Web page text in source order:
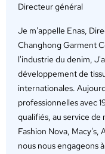
Directeur général
Je m'appelle Enas,
Changhong Garment
l'industrie du denim,
développement de
internationales.
professionnelles avec
qualifiés, au service de
Fashion Nova, Macy's,
nous nous engageons